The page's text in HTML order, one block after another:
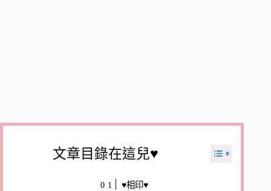
文章目錄在這兒♥
♥相印♥